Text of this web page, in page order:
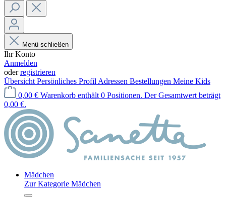
Menü schließen
Ihr Konto
Anmelden
oderregistrieren
Übersicht Persönliches Profil Adressen Bestellungen Meine Kids
0,00 € Warenkorb enthält 0 Positionen. Der Gesamtwert beträgt
0,00 €.
Mädchen
Zur Kategorie Mädchen